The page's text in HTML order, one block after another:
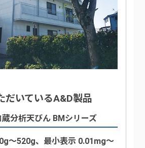
だいているA&D製品
分析天びん BMシリーズ
～520g、最小表示 0.01mg～